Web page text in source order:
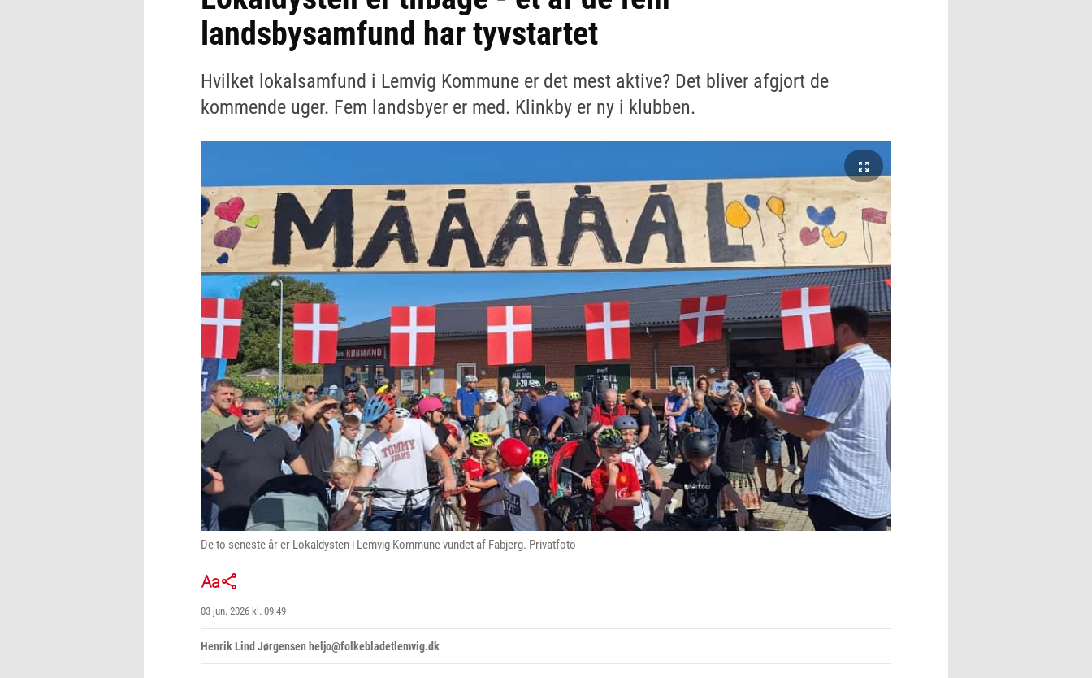
landsbysamfund har tyvstartet
Hvilket lokalsamfund i Lemvig Kommune er det mest aktive? Det bliver afgjort de
kommende uger. Fem landsbyer er med. Klinkby er ny i klubben.
De to seneste år er Lokaldysten i Lemvig Kommune vundet af Fabjerg. Privatfoto
03 jun. 2026 kl. 09:49
Henrik Lind Jørgensen heljo@folkebladetlemvig.dk